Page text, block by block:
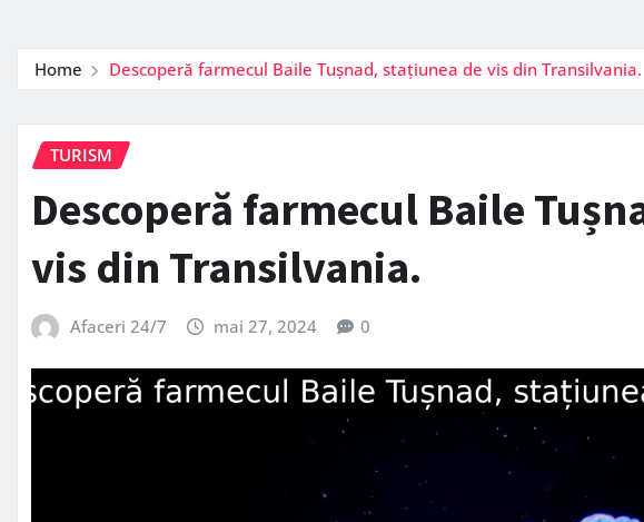
Home Descoperă farmecul Baile Tușnad, stațiunea de vis din Transilvania.
TURISM
Descoperă farmecul Baile
vis din Transilvania.
Afaceri 24/7 mai 27, 2024 0